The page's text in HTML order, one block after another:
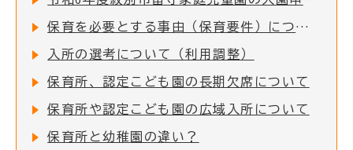
保育を必要とする事由（保育要件）について
入所の選考について（利用調整）
保育所、認定こども園の長期欠席について
保育所や認定こども園の広域入所について
保育所と幼稚園の違い？